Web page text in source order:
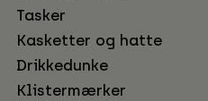
Tasker
Kasketter og hatte
Drikkedunke
Klistermærker